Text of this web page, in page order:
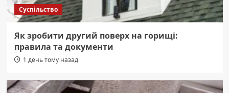
Суспільство
Як зробити другий поверх на горищі:
правила та документи
1 день тому назад